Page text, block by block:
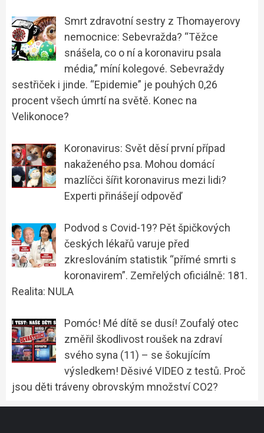
Smrt zdravotní sestry z Thomayerovy
nemocnice: Sebevražda? “Těžce
snášela, co o ní a koronaviru psala
média,” míní kolegové. Sebevraždy
sestřiček i jinde. “Epidemie” je pouhých 0,26
procent všech úmrtí na světě. Konec na
Velikonoce?
Koronavirus: Svět děsí první případ
nakaženého psa. Mohou domácí
mazlíčci šířit koronavirus mezi lidi?
Experti přinášejí odpověď
Podvod s Covid-19? Pět špičkových
českých lékařů varuje před
zkreslováním statistik “přímé smrti s
koronavirem”. Zemřelých oficiálně: 181.
Realita: NULA
Pomóc! Mé dítě se dusí! Zoufalý otec
změřil škodlivost roušek na zdraví
svého syna (11) – se šokujícím
výsledkem! Děsivé VIDEO z testů. Proč
jsou děti tráveny obrovským množství CO2?